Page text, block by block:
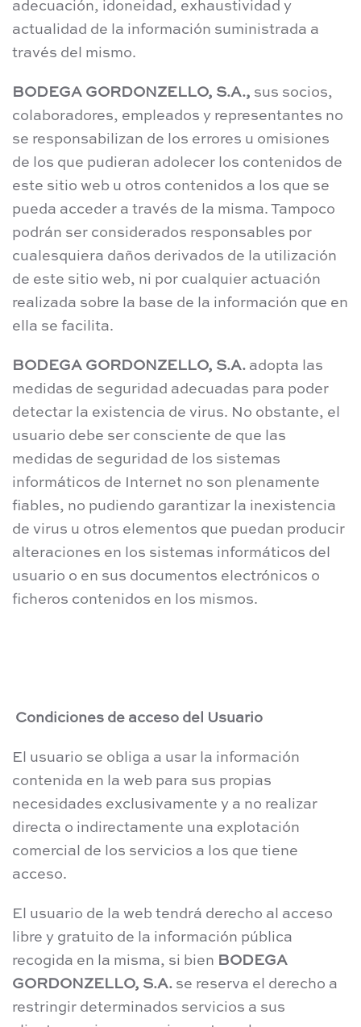
adecuación, idoneidad, exhaustividad y
actualidad de la información suministrada a
través del mismo.
BODEGA GORDONZELLO, S.A., sus socios,
colaboradores, empleados y representantes no
se responsabilizan de los errores u omisiones
de los que pudieran adolecer los contenidos de
este sitio web u otros contenidos a los que se
pueda acceder a través de la misma. Tampoco
podrán ser considerados responsables por
cualesquiera daños derivados de la utilización
de este sitio web, ni por cualquier actuación
realizada sobre la base de la información que en
ella se facilita.
BODEGA GORDONZELLO, S.A. adopta las
medidas de seguridad adecuadas para poder
detectar la existencia de virus. No obstante, el
usuario debe ser consciente de que las
medidas de seguridad de los sistemas
informáticos de Internet no son plenamente
fiables, no pudiendo garantizar la inexistencia
de virus u otros elementos que puedan producir
alteraciones en los sistemas informáticos del
usuario o en sus documentos electrónicos o
ficheros contenidos en los mismos.
Condiciones de acceso del Usuario
El usuario se obliga a usar la información
contenida en la web para sus propias
necesidades exclusivamente y a no realizar
directa o indirectamente una explotación
comercial de los servicios a los que tiene
acceso.
El usuario de la web tendrá derecho al acceso
libre y gratuito de la información pública
recogida en la misma, si bien BODEGA
GORDONZELLO, S.A. se reserva el derecho a
restringir determinados servicios a sus